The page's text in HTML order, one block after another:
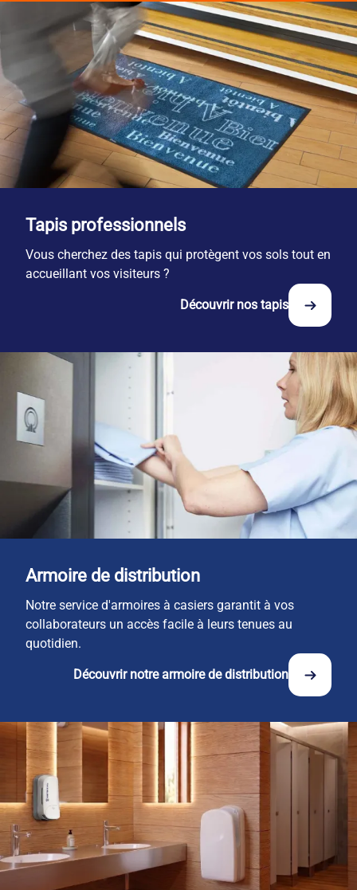
Tapis professionnels
Vous cherchez des tapis qui protègent vos sols tout en
accueillant vos visiteurs ?
Découvrir nos tapis
Armoire de distribution
Notre service d'armoires à casiers garantit à vos
collaborateurs un accès facile à leurs tenues au
quotidien.
Découvrir notre armoire de distribution